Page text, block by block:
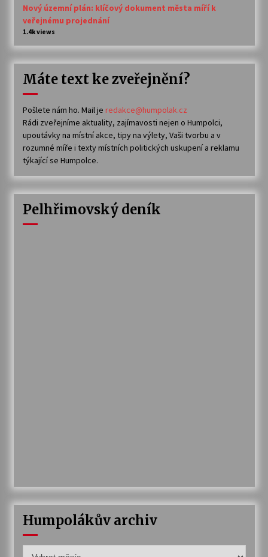
Nový územní plán: klíčový dokument města míří k
veřejnému projednání
1.4k views
Máte text ke zveřejnění?
Pošlete nám ho. Mail je redakce@humpolak.cz
Rádi zveřejníme aktuality, zajímavosti nejen o Humpolci,
upoutávky na místní akce, tipy na výlety, Vaši tvorbu a v
rozumné míře i texty místních politických uskupení a reklamu
týkající se Humpolce.
Pelhřimovský deník
Humpolákův archiv